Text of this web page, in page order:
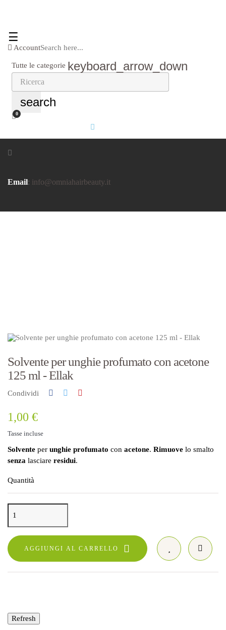
navigazione
Toggle
☰
AccountSearch here...
Tutte le categorie keyboard_arrow_down
search
0
Email: info@omniahairbeauty.it
Solvente per unghie profumato con acetone
125 ml - Ellak
Condividi
1,00 €
Tasse incluse
Solvente per unghie profumato con acetone. Rimuove lo smalto
senza lasciare residui.
Quantità
AGGIUNGI AL CARRELLO